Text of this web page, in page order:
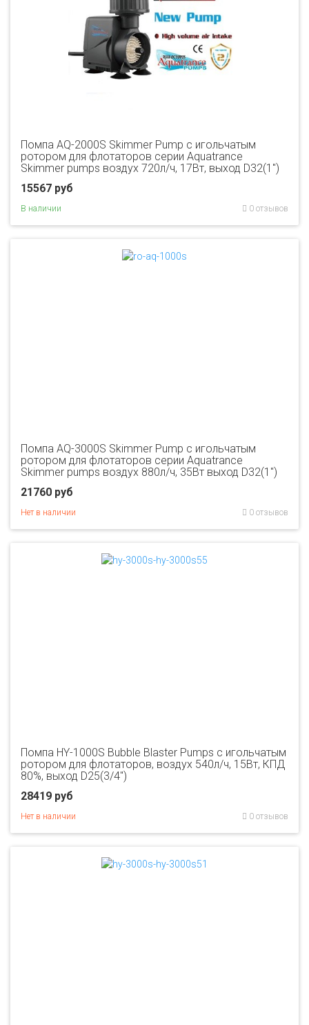
Помпа AQ-2000S Skimmer Pump с игольчатым
ротором для флотаторов серии Aquatrance
Skimmer pumps воздух 720л/ч, 17Вт, выход D32(1")
15567 руб
В наличии 0 отзывов
Помпа AQ-3000S Skimmer Pump с игольчатым
ротором для флотаторов серии Aquatrance
Skimmer pumps воздух 880л/ч, 35Вт выход D32(1")
21760 руб
Нет в наличии 0 отзывов
Помпа HY-1000S Bubble Blaster Pumps с игольчатым
ротором для флотаторов, воздух 540л/ч, 15Вт, КПД
80%, выход D25(3/4")
28419 руб
Нет в наличии 0 отзывов